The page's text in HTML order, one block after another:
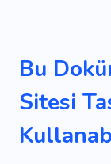
Tedarikçi
Çözüm
Bu
Sitesi